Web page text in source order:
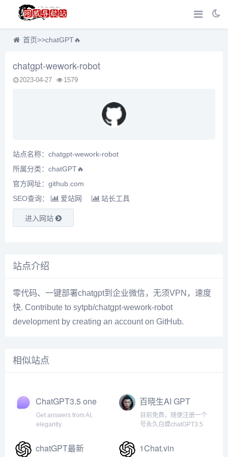
首页>>chatGPT🔥
chatgpt-wework-robot
2023-04-27 1579
站点名称：chatgpt-wework-robot
所属分类： chatGPT🔥
官方网址：github.com
SEO查询：
爱站网 站长工具
进入网站
站点介绍
零代码、一键部署chatgpt到企业微信，无须VPN，速度
快. Contribute to sytpb/chatgpt-wework-robot
development by creating an account on GitHub.
相似站点
ChatGPT3.5 one
Get answers from AI,
elegantly.
百晓生AI GPT
目前免费，随便注册一个
号永久白嫖chatGPT3.5
chatGPT最新 1Chat.vin